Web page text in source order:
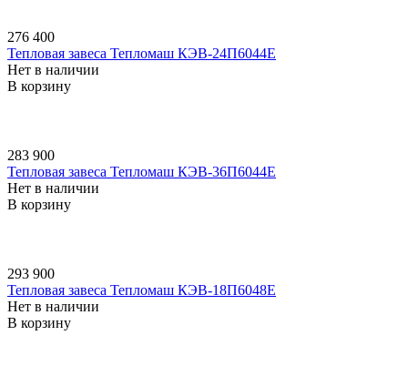
276 400
Тепловая завеса Тепломаш КЭВ-24П6044E
Нет в наличии
В корзину
283 900
Тепловая завеса Тепломаш КЭВ-36П6044E
Нет в наличии
В корзину
293 900
Тепловая завеса Тепломаш КЭВ-18П6048E
Нет в наличии
В корзину